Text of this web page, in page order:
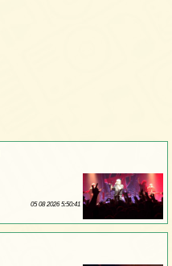
05 08 2026 5:50:41